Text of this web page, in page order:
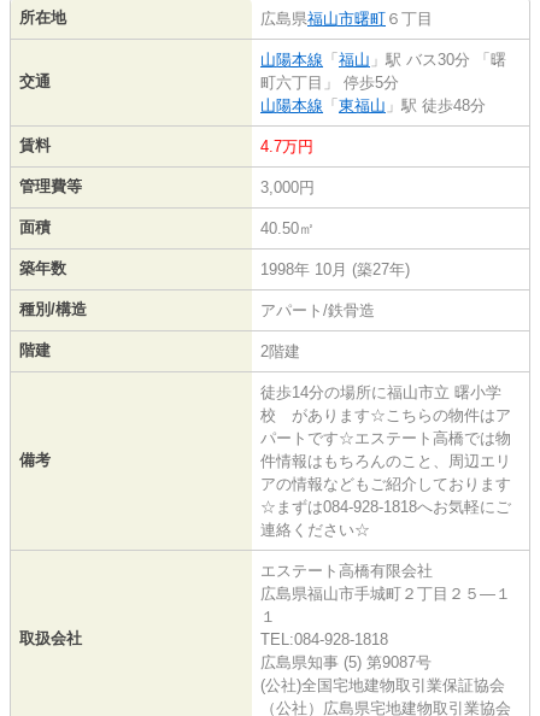
所在地 広島県福山市曙町 ６丁目
交通
山陽本線 「 福山 」駅 バス30分 「曙
町六丁目」 停歩5分
山陽本線 「 東福山 」駅 徒歩48分
賃料 4.7万円
管理費等 3,000円
面積 40.50㎡
築年数 1998年 10月 (築27年)
種別/構造 アパート/鉄骨造
階建 2階建
備考
徒歩14分の場所に福山市立 曙小学
校 があります☆こちらの物件はア
パートです☆エステート高橋では物
件情報はもちろんのこと、周辺エリ
アの情報などもご紹介しております
☆まずは084-928-1818へお気軽にご
連絡ください☆
取扱会社
エステート高橋有限会社
広島県福山市手城町２丁目２５―１
１
TEL:084-928-1818
広島県知事 (5) 第9087号
(公社)全国宅地建物取引業保証協会
（公社）広島県宅地建物取引業協会